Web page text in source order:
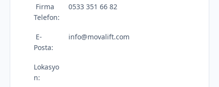
Firma
Telefon:
0533 351 66 82
E-
Posta:
info@movalift.com
Lokasyo
n: